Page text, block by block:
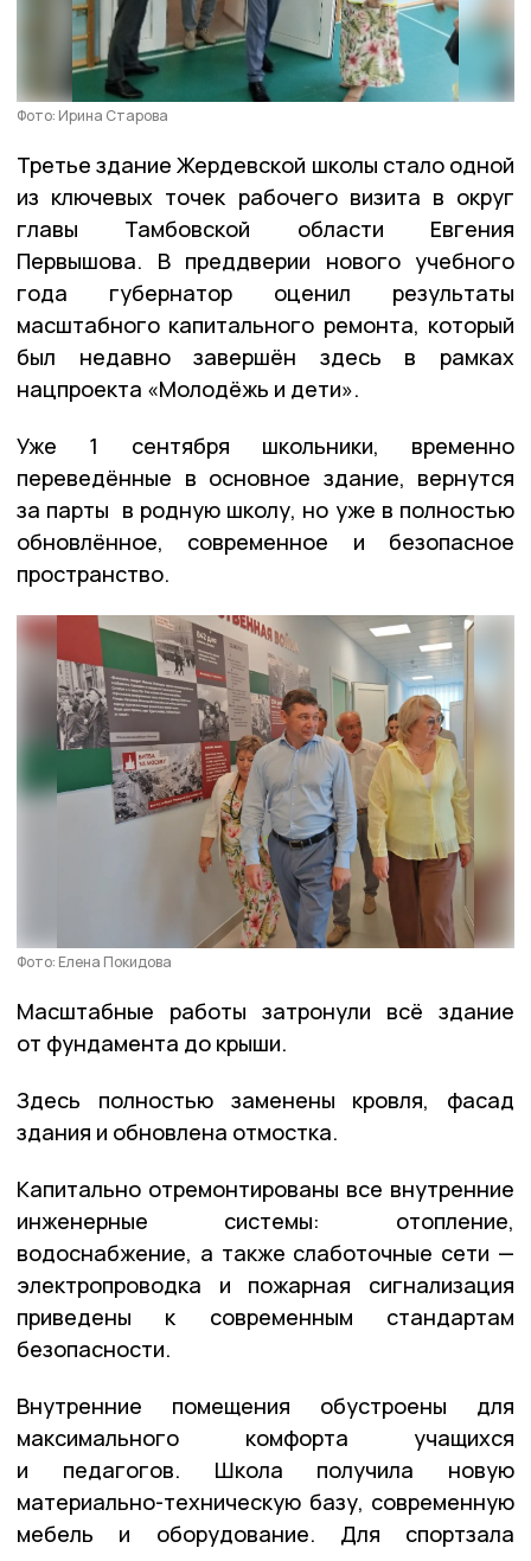
Фото: Ирина Старова
Третье здание Жердевской школы стало одной
из ключевых точек рабочего визита в округ
главы Тамбовской области Евгения
Первышова. В преддверии нового учебного
года губернатор оценил результаты
масштабного капитального ремонта, который
был недавно завершён здесь в рамках
нацпроекта «Молодёжь и дети».
Уже 1 сентября школьники, временно
переведённые в основное здание, вернутся
за парты в родную школу, но уже в полностью
обновлённое, современное и безопасное
пространство.
Фото: Елена Покидова
Масштабные работы затронули всё здание
от фундамента до крыши.
Здесь полностью заменены кровля, фасад
здания и обновлена отмостка.
Капитально отремонтированы все внутренние
инженерные системы: отопление,
водоснабжение, а также слаботочные сети —
электропроводка и пожарная сигнализация
приведены к современным стандартам
безопасности.
Внутренние помещения обустроены для
максимального комфорта учащихся
и педагогов. Школа получила новую
материально-техническую базу, современную
мебель и оборудование. Для спортзала